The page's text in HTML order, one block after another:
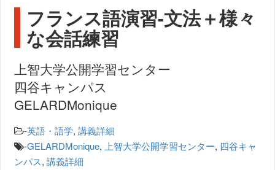
フランス語演習-文法＋様々
な会話練習
上智大学公開学習センター
四谷キャンパス
GELARDMonique
-英語・語学,講義詳細
-GELARDMonique, 上智大学公開学習センター, 四谷キャ
ンパス,講義詳細